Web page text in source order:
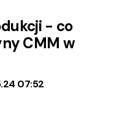
- co
CMM w
07:52